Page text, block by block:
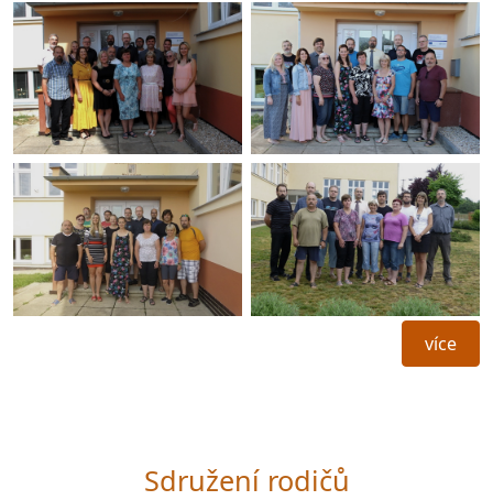
více
Sdružení rodičů